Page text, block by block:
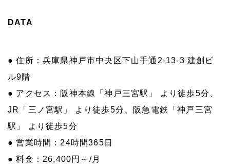
DATA
● 住所：兵庫県神戸市中央区下山手通2-13-3 建創ビ
ル9階
● アクセス：阪神本線「神戸三宮駅」 より徒歩5分、
JR「三ノ宮駅」 より徒歩5分、阪急電鉄「神戸三宮
駅」 より徒歩5分
● 営業時間：24時間365日
● 料金：26,400円～/月